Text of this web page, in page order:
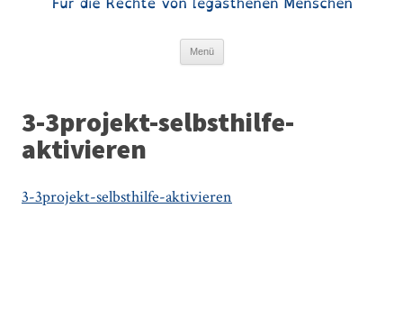
Menü Springe zum Inhalt
3-3projekt-selbsthilfe-
aktivieren
3-3projekt-selbsthilfe-aktivieren